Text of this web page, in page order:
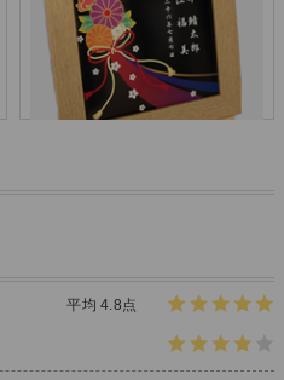
木製イーゼル（H600
ル 【同時購入特典20
平均 4.8点